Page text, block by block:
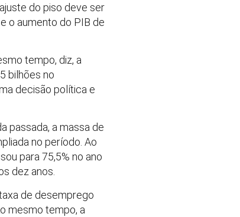
do piso deve ser
o aumento do PIB de
tempo, diz, a
bilhões no
decisão política e
passada, a massa de
no período. Ao
para 75,5% no ano
dez anos.
de desemprego
mesmo tempo, a